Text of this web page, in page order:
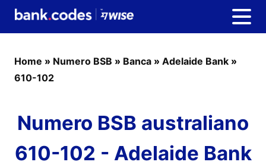
Home » Numero BSB » Banca » Adelaide Bank »
610-102
Numero BSB australiano
610-102 - Adelaide Bank